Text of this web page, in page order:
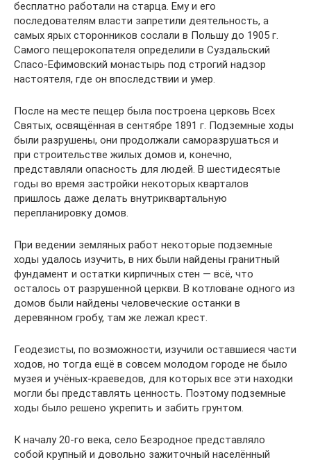
бесплатно работали на старца. Ему и его
последователям власти запретили деятельность, а
самых ярых сторонников сослали в Польшу до 1905 г.
Самого пещерокопателя определили в Суздальский
Спасо-Ефимовский монастырь под строгий надзор
настоятеля, где он впоследствии и умер.
После на месте пещер была построена церковь Всех
Святых, освящённая в сентябре 1891 г. Подземные ходы
были разрушены, они продолжали саморазрушаться и
при строительстве жилых домов и, конечно,
представляли опасность для людей. В шестидесятые
годы во время застройки некоторых кварталов
пришлось даже делать внутриквартальную
перепланировку домов.
При ведении земляных работ некоторые подземные
ходы удалось изучить, в них были найдены гранитный
фундамент и остатки кирпичных стен — всё, что
осталось от разрушенной церкви. В котловане одного из
домов были найдены человеческие останки в
деревянном гробу, там же лежал крест.
Геодезисты, по возможности, изучили оставшиеся части
ходов, но тогда ещё в совсем молодом городе не было
музея и учёных-краеведов, для которых все эти находки
могли бы представлять ценность. Поэтому подземные
ходы было решено укрепить и забить грунтом.
К началу 20-го века, село Безродное представляло
собой крупный и довольно зажиточный населённый